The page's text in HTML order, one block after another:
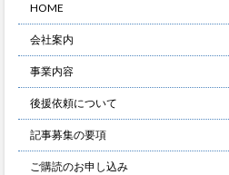
HOME
会社案内
事業内容
後援依頼について
記事募集の要項
ご購読のお申し込み